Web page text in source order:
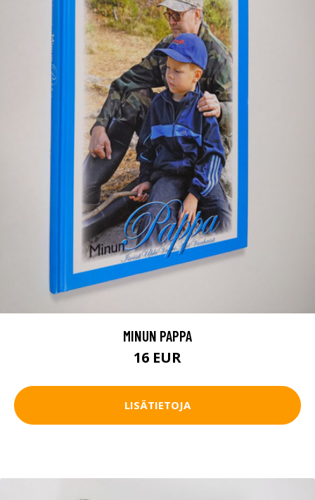
MINUN PAPPA
16 EUR
LISÄTIETOJA